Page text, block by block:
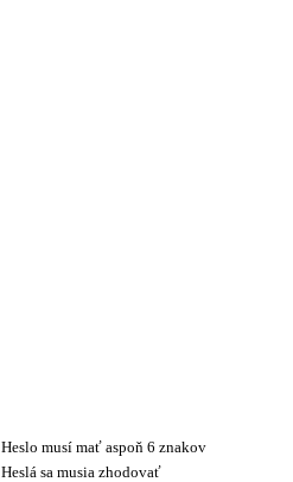
Heslo musí mať aspoň 6 znakov
Heslá sa musia zhodovať